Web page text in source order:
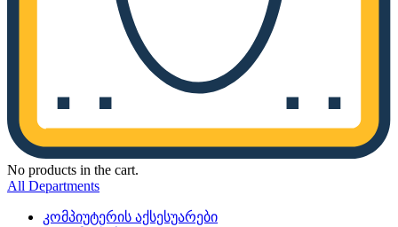
No products in the cart.
All Departments
კომპიუტერის აქსესუარები